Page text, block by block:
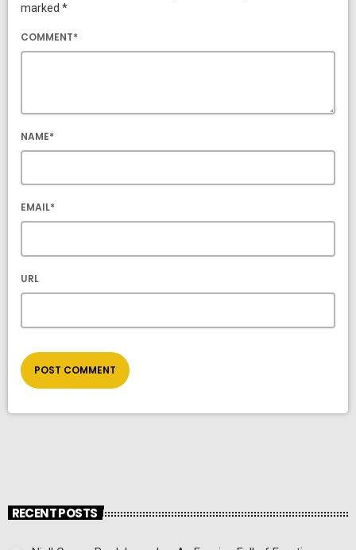
marked *
COMMENT*
NAME*
EMAIL*
URL
RECENT POSTS